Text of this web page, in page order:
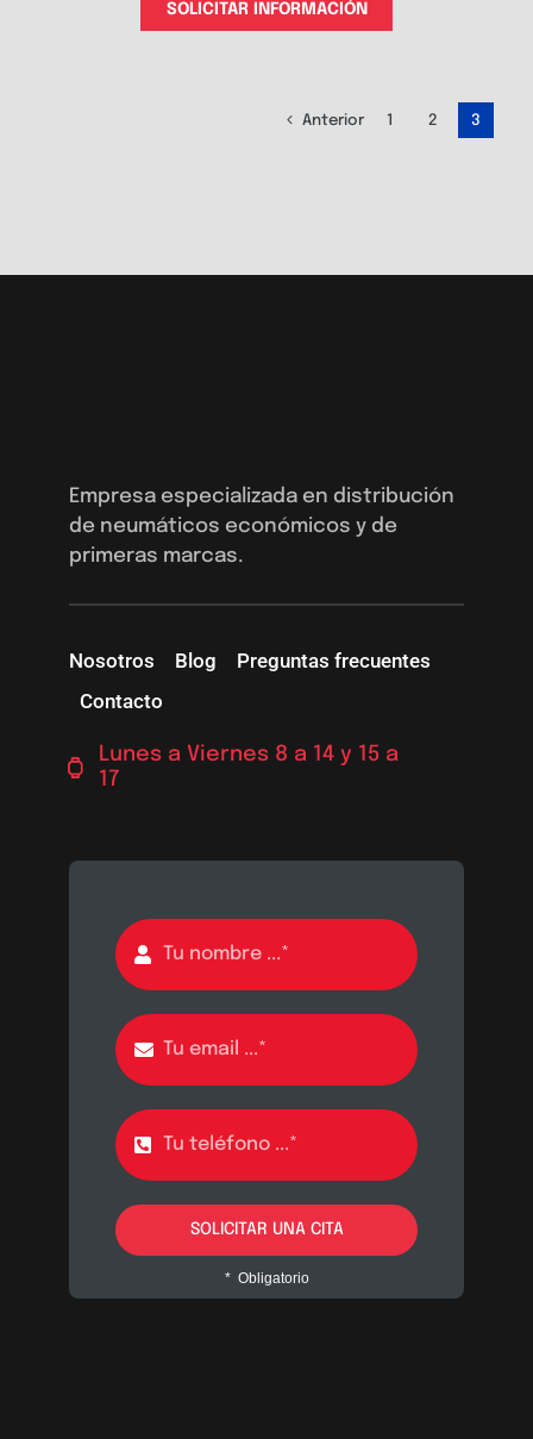
SOLICITAR INFORMACIÓN
Anterior 1 2 3
Empresa especializada en distribución
de neumáticos económicos y de
primeras marcas.
Nosotros Blog
Preguntas frecuentes
Contacto
Lunes a Viernes 8 a 14 y 15 a
17
SOLICITAR UNA CITA
* Obligatorio